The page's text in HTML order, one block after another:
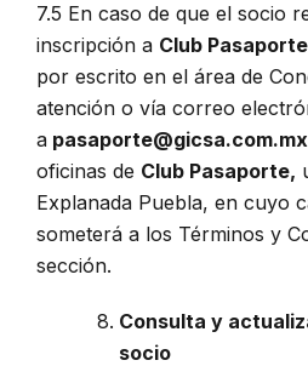
7.5 En caso de que el socio
inscripción a Club Pasaporte
por escrito en el área de
atención o vía correo
a pasaporte@gicsa.com.mx
oficinas de Club Pasaporte,
Explanada Puebla, en cuyo
someterá a los Términos y
sección.
Consulta y
socio